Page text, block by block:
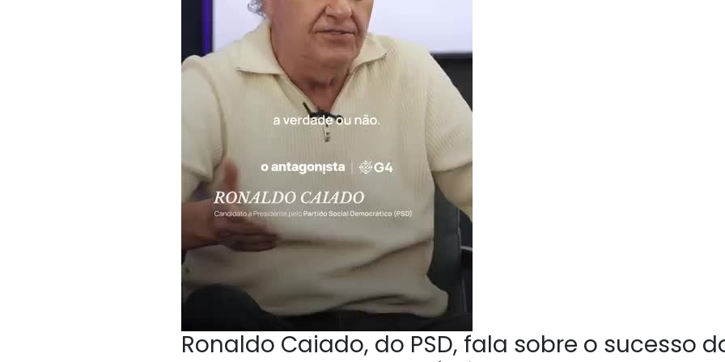
Ronaldo Caiado, do PSD, fala sobre o sucesso